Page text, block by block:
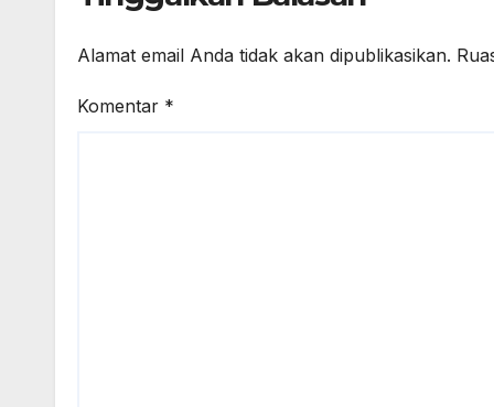
Alamat email Anda tidak akan dipublikasikan.
Komentar *